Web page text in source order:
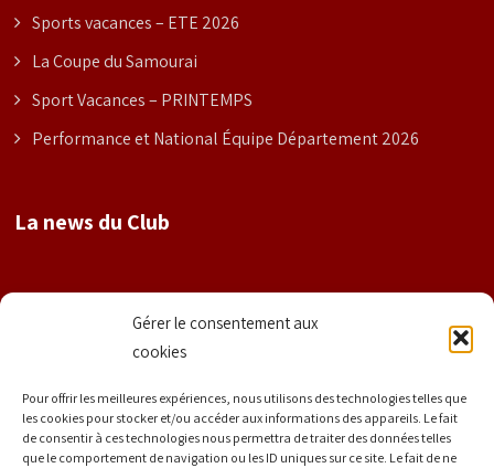
Gérer le consentement aux
cookies
Pour offrir les meilleures expériences, nous utilisons des technologies telles que
les cookies pour stocker et/ou accéder aux informations des appareils. Le fait
de consentir à ces technologies nous permettra de traiter des données telles
que le comportement de navigation ou les ID uniques sur ce site. Le fait de ne
Sports vacances – ETE 2026
La Coupe du Samourai
Sport Vacances – PRINTEMPS
Performance et National Équipe Département 2026
La news du Club
Prénom